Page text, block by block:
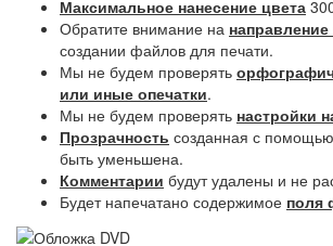
Максимальное нанесение цвета
Обратите внимание на направление
создании файлов для печати.
Мы не будем проверять
или иные опечатки.
Мы не будем проверять настройки
Прозрачность созданная с
быть уменьшена.
Комментарии будут удалены и не
Будет напечатано содержимое поля